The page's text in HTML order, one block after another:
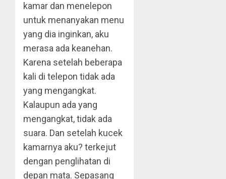
kamar dan menelepon
untuk menanyakan menu
yang dia inginkan, aku
merasa ada keanehan.
Karena setelah beberapa
kali di telepon tidak ada
yang mengangkat.
Kalaupun ada yang
mengangkat, tidak ada
suara. Dan setelah kucek
kamarnya aku? terkejut
dengan penglihatan di
depan mata. Sepasang